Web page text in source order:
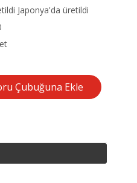
Japonya'da üretildi
Çubuğuna Ekle